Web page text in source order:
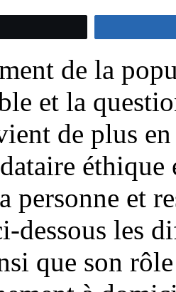
de la
et la
de plus
personne et
dessous les
que son